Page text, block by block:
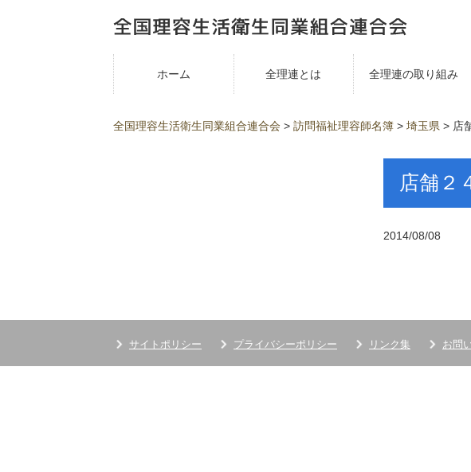
ホーム 全理連とは 全理連の取り組み
全国理容生活衛生同業組合連合会 > 訪問福祉理容師名簿 > 埼玉県 > 店
店舗２
2014/08/08
サイトポリシー プライバシーポリシー リンク集 お問